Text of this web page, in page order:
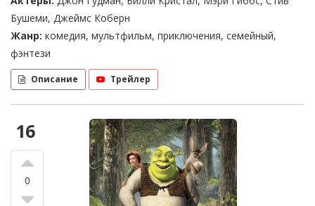
Бушеми, Джеймс Коберн
Жанр: комедия, мультфильм, приключения, семейный,
фэнтези
Описание Трейлер
16
0